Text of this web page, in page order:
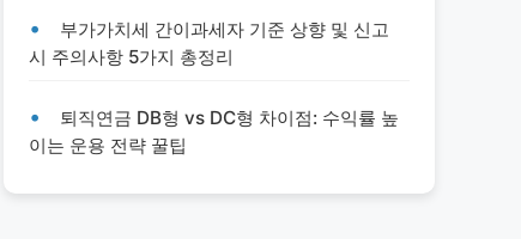
부가가치세 간이과세자 기준 상향 및 신고
시 주의사항 5가지 총정리
퇴직연금 DB형 vs DC형 차이점: 수익률 높
이는 운용 전략 꿀팁